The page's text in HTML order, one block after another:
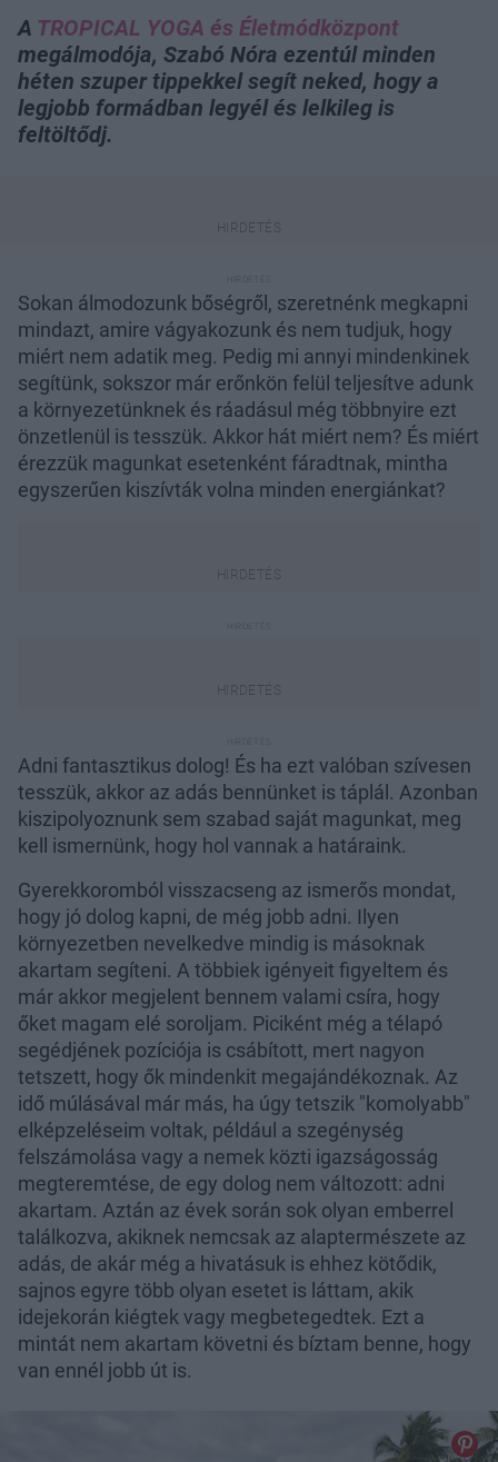
A TROPICAL YOGA és Életmódközpont
megálmodója, Szabó Nóra ezentúl minden
héten szuper tippekkel segít neked, hogy a
legjobb formádban legyél és lelkileg is
feltöltődj.
Sokan álmodozunk bőségről, szeretnénk megkapni
mindazt, amire vágyakozunk és nem tudjuk, hogy
miért nem adatik meg. Pedig mi annyi mindenkinek
segítünk, sokszor már erőnkön felül teljesítve adunk
a környezetünknek és ráadásul még többnyire ezt
önzetlenül is tesszük. Akkor hát miért nem? És miért
érezzük magunkat esetenként fáradtnak, mintha
egyszerűen kiszívták volna minden energiánkat?
Adni fantasztikus dolog! És ha ezt valóban szívesen
tesszük, akkor az adás bennünket is táplál. Azonban
kiszipolyoznunk sem szabad saját magunkat, meg
kell ismernünk, hogy hol vannak a határaink.
Gyerekkoromból visszacseng az ismerős mondat,
hogy jó dolog kapni, de még jobb adni. Ilyen
környezetben nevelkedve mindig is másoknak
akartam segíteni. A többiek igényeit figyeltem és
már akkor megjelent bennem valami csíra, hogy
őket magam elé soroljam. Piciként még a télapó
segédjének pozíciója is csábított, mert nagyon
tetszett, hogy ők mindenkit megajándékoznak. Az
idő múlásával már más, ha úgy tetszik "komolyabb"
elképzeléseim voltak, például a szegénység
felszámolása vagy a nemek közti igazságosság
megteremtése, de egy dolog nem változott: adni
akartam. Aztán az évek során sok olyan emberrel
találkozva, akiknek nemcsak az alaptermészete az
adás, de akár még a hivatásuk is ehhez kötődik,
sajnos egyre több olyan esetet is láttam, akik
idejekorán kiégtek vagy megbetegedtek. Ezt a
mintát nem akartam követni és bíztam benne, hogy
van ennél jobb út is.